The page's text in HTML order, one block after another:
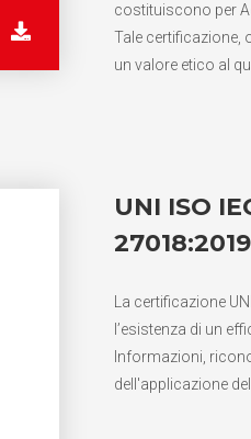
costituiscono per
Tale certificazione,
un valore etico al
UNI ISO
27018:2019
La certificazione
l’esistenza di un
Informazioni,
dell'applicazione